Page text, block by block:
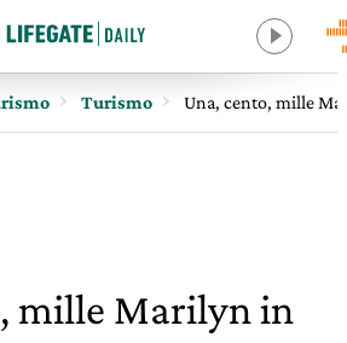
Turismo Una, cento, mille
mille Marilyn in